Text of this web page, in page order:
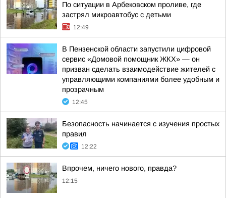
По ситуации в Арбековском проливе, где
застрял микроавтобус с детьми
12:49
В Пензенской области запустили цифровой
сервис «Домовой помощник ЖКХ» — он
призван сделать взаимодействие жителей с
управляющими компаниями более удобным и
прозрачным
12:45
Безопасность начинается с изучения простых
правил
12:22
Впрочем, ничего нового, правда?
12:15